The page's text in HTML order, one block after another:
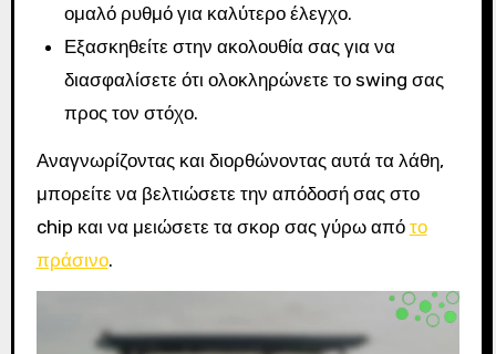
ομαλό ρυθμό για καλύτερο έλεγχο.
Εξασκηθείτε στην ακολουθία σας για να
διασφαλίσετε ότι ολοκληρώνετε το swing σας
προς τον στόχο.
Αναγνωρίζοντας και διορθώνοντας αυτά τα λάθη,
μπορείτε να βελτιώσετε την απόδοσή σας στο
chip και να μειώσετε τα σκορ σας γύρω από το
πράσινο.